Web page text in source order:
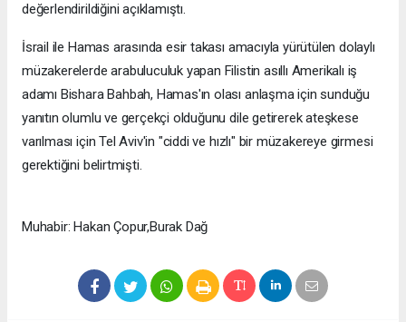
değerlendirildiğini açıklamıştı.
İsrail ile Hamas arasında esir takası amacıyla yürütülen dolaylı
müzakerelerde arabuluculuk yapan Filistin asıllı Amerikalı iş
adamı Bishara Bahbah, Hamas'ın olası anlaşma için sunduğu
yanıtın olumlu ve gerçekçi olduğunu dile getirerek ateşkese
varılması için Tel Aviv'in "ciddi ve hızlı" bir müzakereye girmesi
gerektiğini belirtmişti.
Muhabir: Hakan Çopur,Burak Dağ